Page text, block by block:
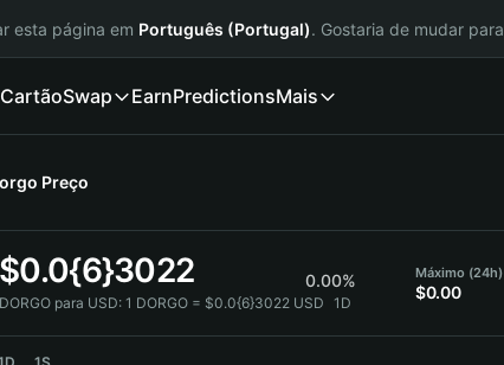
esta página em Português (Portugal). Gostaria de mudar para
CartãoSwap EarnPredictionsMais
Preço
$0.0{6}3022 0.00%
DORGO para USD: 1 DORGO = $0.0{6}3022 USD 1D
Máximo (24h)
$0.00